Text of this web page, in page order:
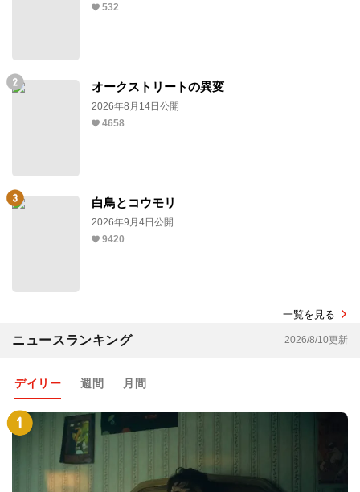
532
オークストリートの異変
2026年8月14日公開
4658
白鳥とコウモリ
2026年9月4日公開
9420
一覧を見る
ニュースランキング 2026/8/10更新
デイリー 週間 月間